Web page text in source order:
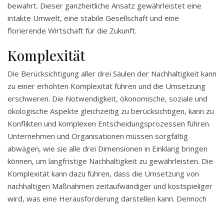
bewahrt. Dieser ganzheitliche Ansatz gewährleistet eine
intakte Umwelt, eine stabile Gesellschaft und eine
florierende Wirtschaft für die Zukunft.
Komplexität
Die Berücksichtigung aller drei Säulen der Nachhaltigkeit kann
zu einer erhöhten Komplexität führen und die Umsetzung
erschweren. Die Notwendigkeit, ökonomische, soziale und
ökologische Aspekte gleichzeitig zu berücksichtigen, kann zu
Konflikten und komplexen Entscheidungsprozessen führen.
Unternehmen und Organisationen müssen sorgfältig
abwägen, wie sie alle drei Dimensionen in Einklang bringen
können, um langfristige Nachhaltigkeit zu gewährleisten. Die
Komplexität kann dazu führen, dass die Umsetzung von
nachhaltigen Maßnahmen zeitaufwändiger und kostspieliger
wird, was eine Herausforderung darstellen kann. Dennoch